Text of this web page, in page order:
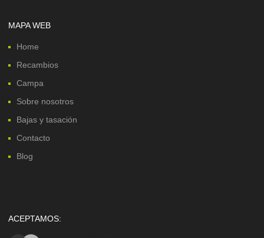
MAPA WEB
Home
Recambios
Campa
Sobre nosotros
Bajas y tasación
Contacto
Blog
ACEPTAMOS: